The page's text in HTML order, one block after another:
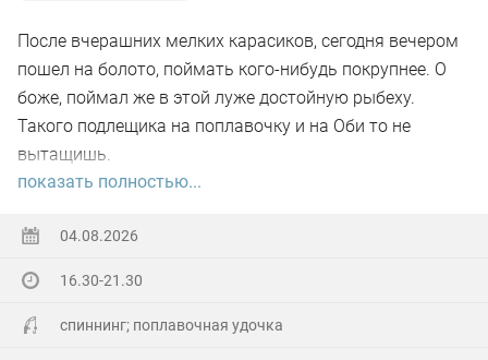
После вчерашних мелких карасиков, сегодня вечером
пошел на болото, поймать кого-нибудь покрупнее. О
боже, поймал же в этой луже достойную рыбеху.
Такого подлещика на поплавочку и на Оби то не
вытащишь.
поймал.
На заказе еще покидал спиннинг. Поймал 8 наников.
Отпустил, и пошел домой.
показать полностью...
04.08.2026
16.30-21.30
спиннинг; поплавочная удочка